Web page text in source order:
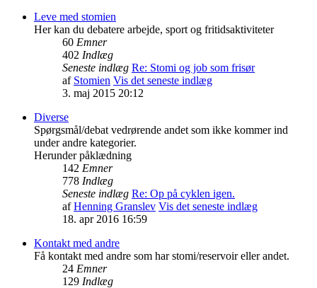
Leve med stomien
Her kan du debatere arbejde, sport og fritidsaktiviteter
60 Emner
402 Indlæg
Seneste indlæg Re: Stomi og job som frisør
af Stomien Vis det seneste indlæg
3. maj 2015 20:12
Diverse
Spørgsmål/debat vedrørende andet som ikke kommer ind
under andre kategorier.
Herunder påklædning
142 Emner
778 Indlæg
Seneste indlæg Re: Op på cyklen igen.
afHenning Granslev Vis det seneste indlæg
18. apr 2016 16:59
Kontakt med andre
Få kontakt med andre som har stomi/reservoir eller andet.
24 Emner
129 Indlæg